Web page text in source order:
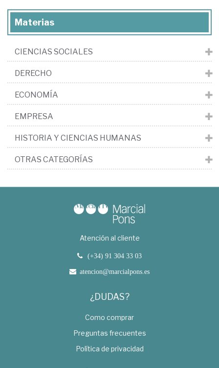
Materias
CIENCIAS SOCIALES
DERECHO
ECONOMÍA
EMPRESA
HISTORIA Y CIENCIAS HUMANAS
OTRAS CATEGORÍAS
Atención al cliente
(+34) 91 304 33 03
atencion@marcialpons.es
¿DUDAS?
Como comprar
Preguntas frecuentes
Política de privacidad